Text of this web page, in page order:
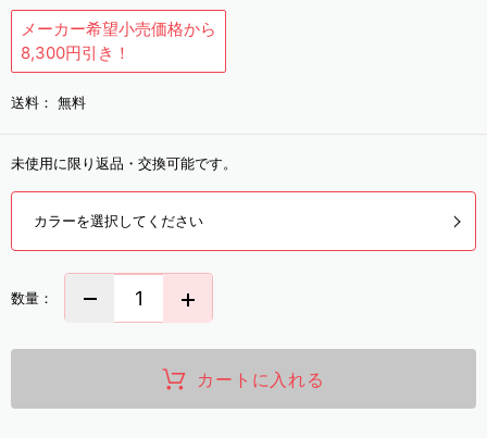
メーカー希望小売価格から
8,300円引き！
送料： 無料
未使用に限り返品・交換可能です。
カラーを選択してください
数量：
カートに入れる